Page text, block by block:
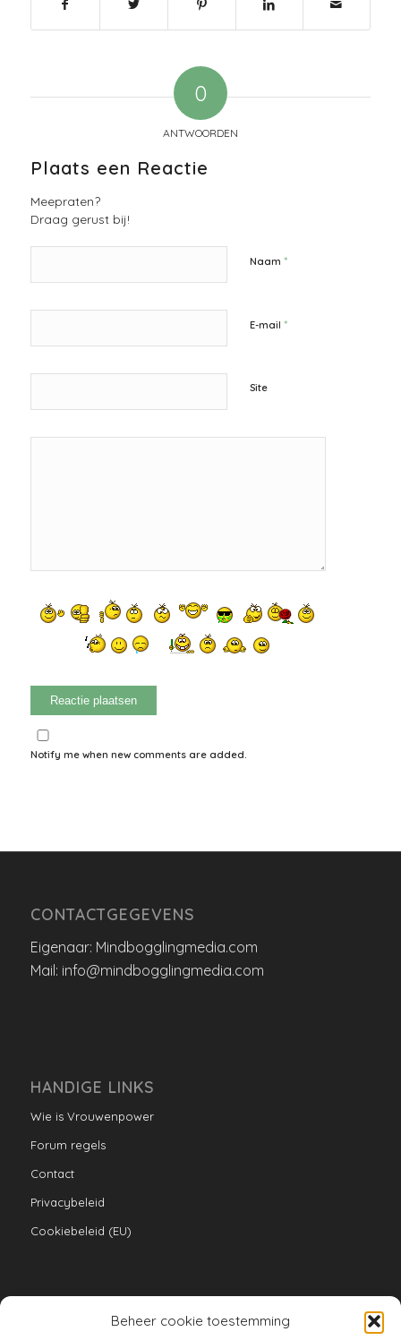
Beheer cookie toestemming
0
ANTWOORDEN
Plaats een Reactie
Meepraten?
Draag gerust bij!
Naam *
E-mail *
Site
Notify me when new comments are added.
CONTACTGEGEVENS
Eigenaar: Mindbogglingmedia.com
Mail: info@mindbogglingmedia.com
HANDIGE LINKS
Wie is Vrouwenpower
Forum regels
Contact
Privacybeleid
Cookiebeleid (EU)